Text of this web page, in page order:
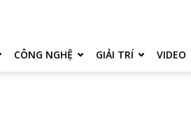
CÔNG NGHỆ GIẢI TRÍ VIDEO